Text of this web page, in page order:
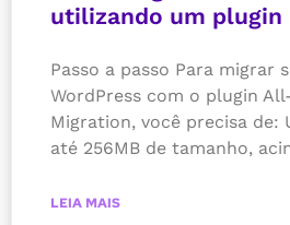
utilizando um plugin
Passo a passo Para migrar
WordPress com o plugin
Migration, você precisa de:
até 256MB de tamanho,
LEIA MAIS